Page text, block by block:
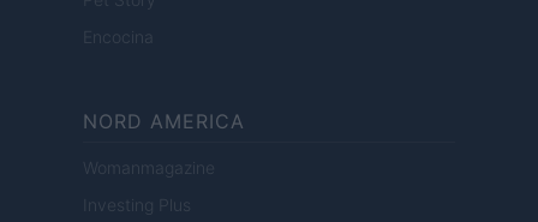
Encocina
NORD AMERICA
Womanmagazine
Investing Plus